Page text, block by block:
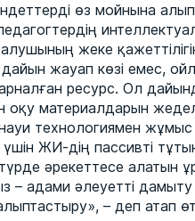
өз мойнына
алушының жеке
жауап көзі емес,
ресурс. Ол
оқу материалдарын жедел
технологиямен жұмыс
үшін ЖИ-дің пассивті
әрекеттесе алатын
– адами әлеуетті
– деп атап